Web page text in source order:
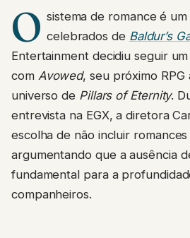
O sistema de romance é
celebrados de Baldur’s
Entertainment decidiu seguir
com Avowed, seu próximo
universo de Pillars of Eternity.
entrevista na EGX, a diretora
escolha de não incluir
argumentando que a ausência
fundamental para a
companheiros.